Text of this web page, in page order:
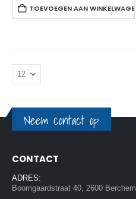
TOEVOEGEN AAN WINKELWAGEN
Neem contact op
CONTACT
ADRES:
Boomgaardstraat 40, 2600 Berchem